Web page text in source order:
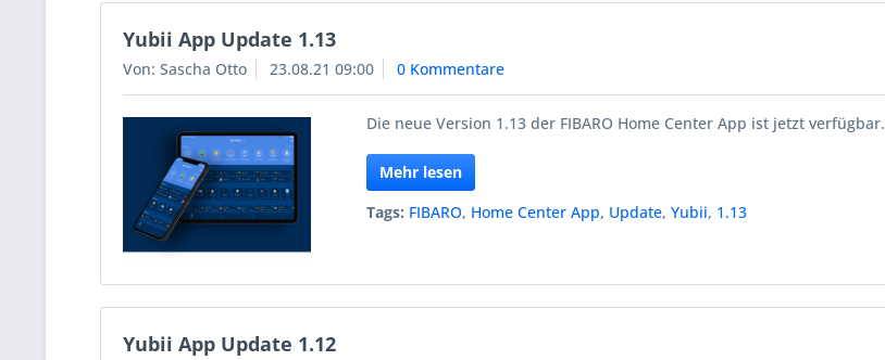
Yubii App Update 1.13
Von: Sascha Otto 23.08.21 09:00 0 Kommentare
Die neue Version 1.13 der FIBARO Home Center App ist jetzt verfügbar.
Mehr lesen
Tags: FIBARO, Home Center App, Update,Yubii, 1.13
Yubii App Update 1.12